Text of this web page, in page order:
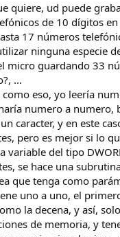
quiere, ud puede
de 10 dígitos
17 números
ninguna especie
micro guardando 33
...
eso, yo leería
numero a numero,
caracter, y en este
pero es mejor si lo
variable del tipo
se hace una
que tenga como
uno a uno, el
la decena, y así,
de memoria, y